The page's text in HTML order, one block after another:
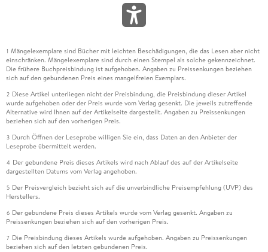
1 Mängelexemplare sind Bücher mit leichten Beschädigungen, die das Lesen aber nicht
einschränken. Mängelexemplare sind durch einen Stempel als solche gekennzeichnet.
Die frühere Buchpreisbindung ist aufgehoben. Angaben zu Preissenkungen beziehen
sich auf den gebundenen Preis eines mangelfreien Exemplars.
2 Diese Artikel unterliegen nicht der Preisbindung, die Preisbindung dieser Artikel
wurde aufgehoben oder der Preis wurde vom Verlag gesenkt. Die jeweils zutreffende
Alternative wird Ihnen auf der Artikelseite dargestellt. Angaben zu Preissenkungen
beziehen sich auf den vorherigen Preis.
3 Durch Öffnen der Leseprobe willigen Sie ein, dass Daten an den Anbieter der
Leseprobe übermittelt werden.
4 Der gebundene Preis dieses Artikels wird nach Ablauf des auf der Artikelseite
dargestellten Datums vom Verlag angehoben.
5 Der Preisvergleich bezieht sich auf die unverbindliche Preisempfehlung (UVP) des
Herstellers.
6 Der gebundene Preis dieses Artikels wurde vom Verlag gesenkt. Angaben zu
Preissenkungen beziehen sich auf den vorherigen Preis.
7 Die Preisbindung dieses Artikels wurde aufgehoben. Angaben zu Preissenkungen
beziehen sich auf den letzten gebundenen Preis.